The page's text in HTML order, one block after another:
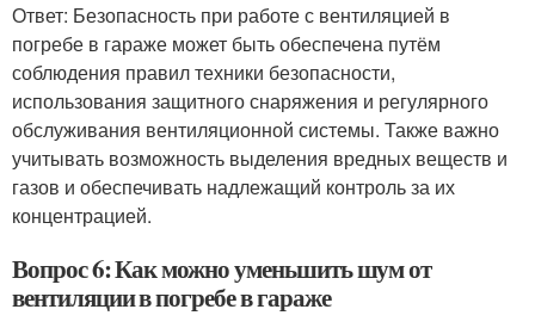
Ответ: Безопасность при работе с вентиляцией в
погребе в гараже может быть обеспечена путём
соблюдения правил техники безопасности,
использования защитного снаряжения и регулярного
обслуживания вентиляционной системы. Также важно
учитывать возможность выделения вредных веществ и
газов и обеспечивать надлежащий контроль за их
концентрацией.
Вопрос 6: Как можно уменьшить шум от
вентиляции в погребе в гараже